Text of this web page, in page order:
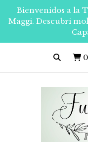
Bienvenidos a la
Maggi. Descubri
0